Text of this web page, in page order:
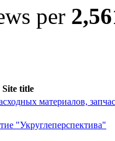
per
Site title
материалов,
"Укруглеперспектива"